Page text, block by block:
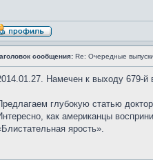
сообщения: Re: Очередные
Намечен к выходу 679-й
глубокую статью
как американцы
ярость».